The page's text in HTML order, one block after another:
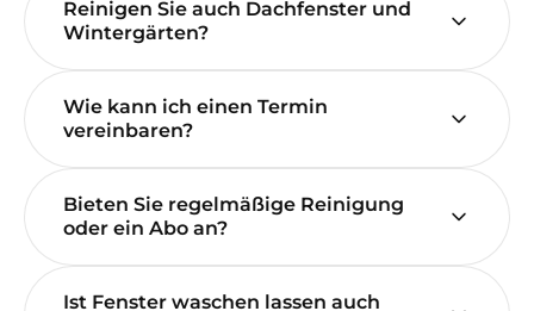
Reinigen Sie auch Dachfenster und
Wintergärten?
Wie kann ich einen Termin
vereinbaren?
Bieten Sie regelmäßige Reinigung
oder ein Abo an?
Ist Fenster waschen lassen auch